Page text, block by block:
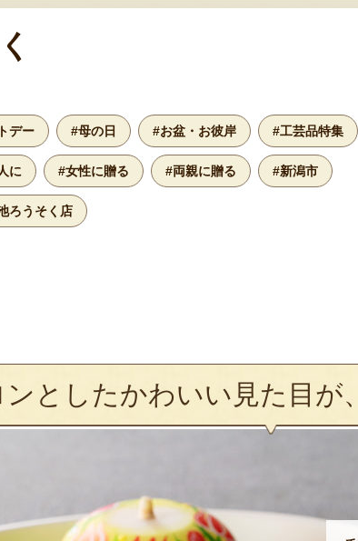
デー #母の日 #お盆・お彼岸 #工芸品特集
に #女性に贈る #両親に贈る #新潟市
ろうそく店
ンとしたかわいい見た目が